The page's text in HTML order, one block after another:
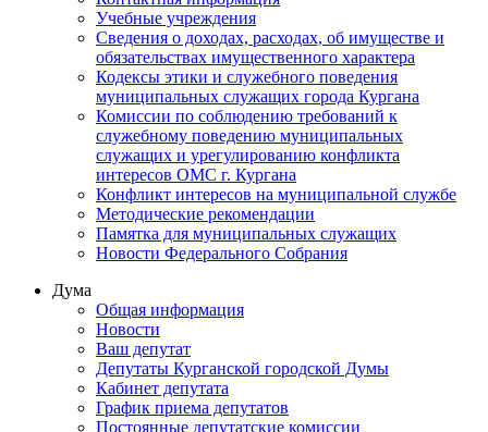
Учебные учреждения
Сведения о доходах, расходах, об имуществе и
обязательствах имущественного характера
Кодексы этики и служебного поведения
муниципальных служащих города Кургана
Комиссии по соблюдению требований к
служебному поведению муниципальных
служащих и урегулированию конфликта
интересов ОМС г. Кургана
Конфликт интересов на муниципальной службе
Методические рекомендации
Памятка для муниципальных служащих
Новости Федерального Cобрания
Дума
Общая информация
Новости
Ваш депутат
Депутаты Курганской городской Думы
Кабинет депутата
График приема депутатов
Постоянные депутатские комиссии